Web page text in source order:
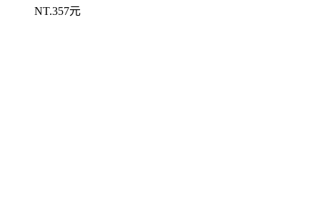
NT.357元